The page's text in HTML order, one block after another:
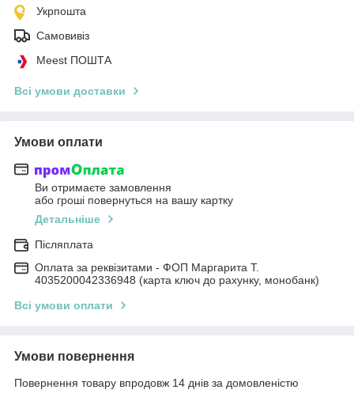
Укрпошта
Самовивіз
Meest ПОШТА
Всі умови доставки
Умови оплати
Ви отримаєте замовлення
або гроші повернуться на вашу картку
Детальніше
Післяплата
Оплата за реквізитами - ФОП Маргарита Т.
4035200042336948 (карта ключ до рахунку, монобанк)
Всі умови оплати
Умови повернення
Повернення товару впродовж 14 днів за домовленістю